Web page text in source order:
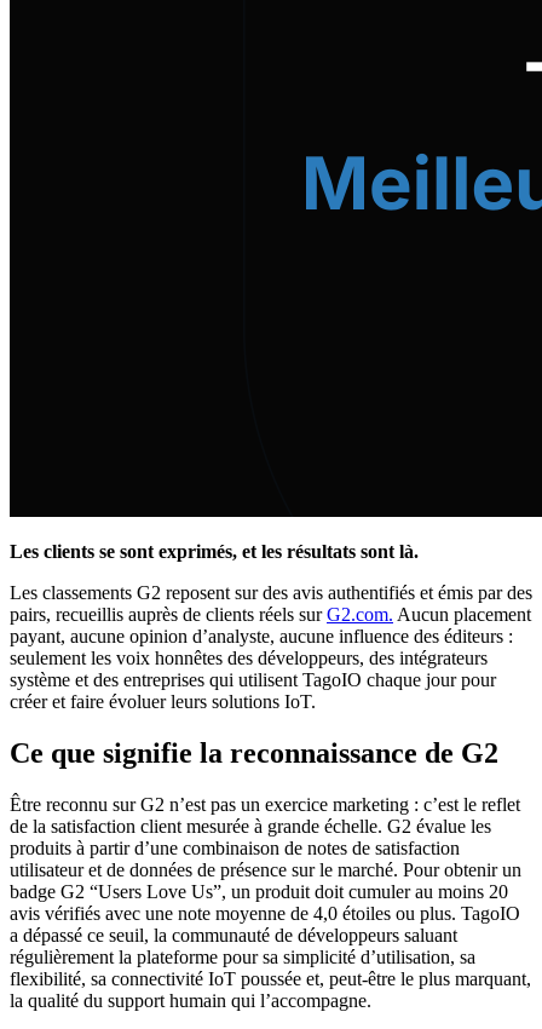
Les clients se sont exprimés, et les résultats sont là.
Les classements G2 reposent sur des avis authentifiés et émis par des
pairs, recueillis auprès de clients réels surG2.com. Aucun placement
payant, aucune opinion d’analyste, aucune influence des éditeurs :
seulement les voix honnêtes des développeurs, des intégrateurs
système et des entreprises qui utilisent TagoIO chaque jour pour
créer et faire évoluer leurs solutions IoT.
Ce que signifie la reconnaissance de G2
Être reconnu sur G2 n’est pas un exercice marketing : c’est le reflet
de la satisfaction client mesurée à grande échelle. G2 évalue les
produits à partir d’une combinaison de notes de satisfaction
utilisateur et de données de présence sur le marché. Pour obtenir un
badge G2 “Users Love Us”, un produit doit cumuler au moins 20
avis vérifiés avec une note moyenne de 4,0 étoiles ou plus. TagoIO
a dépassé ce seuil, la communauté de développeurs saluant
régulièrement la plateforme pour sa simplicité d’utilisation, sa
flexibilité, sa connectivité IoT poussée et, peut-être le plus marquant,
la qualité du support humain qui l’accompagne.